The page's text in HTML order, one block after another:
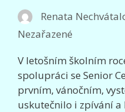
Renata
Nezařazené
V letošním školním
spolupráci se Senior
prvním, vánočním,
uskutečnilo i zpívání a